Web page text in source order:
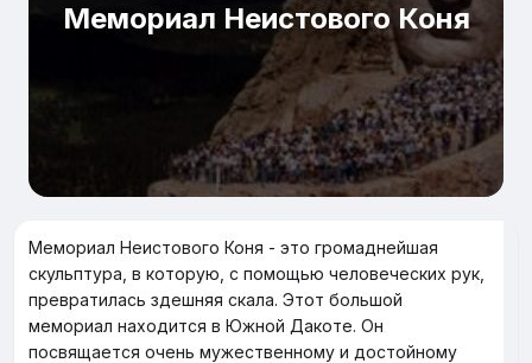
Мемориал Неистового Коня
Мемориал Неистового Коня - это громаднейшая
скульптура, в которую, с помощью человеческих рук,
превратилась здешняя скала. Этот большой
мемориал находится в Южной Дакоте. Он
посвящается очень мужественному и достойному